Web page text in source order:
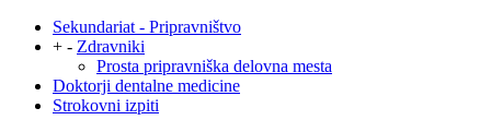
Sekundariat - Pripravništvo
+ - Zdravniki
Prosta pripravniška delovna mesta
Doktorji dentalne medicine
Strokovni izpiti